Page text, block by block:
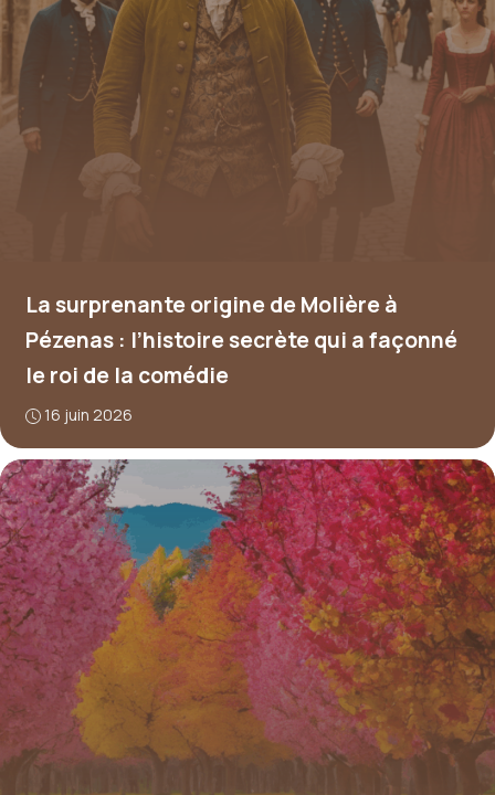
La surprenante origine de Molière à
Pézenas : l’histoire secrète qui a façonné
le roi de la comédie
16 juin 2026